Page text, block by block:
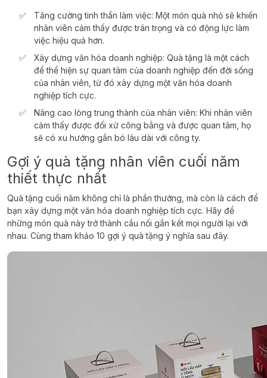
Tăng cường tinh thần làm việc: Một món quà nhỏ sẽ khiến
nhân viên cảm thấy được trân trọng và có động lực làm
việc hiệu quả hơn.
Xây dựng văn hóa doanh nghiệp: Quà tặng là một cách
để thể hiện sự quan tâm của doanh nghiệp đến đời sống
của nhân viên, từ đó xây dựng một văn hóa doanh
nghiệp tích cực.
Nâng cao lòng trung thành của nhân viên: Khi nhân viên
cảm thấy được đối xử công bằng và được quan tâm, họ
sẽ có xu hướng gắn bó lâu dài với công ty.
Gợi ý quà tặng nhân viên cuối năm
thiết thực nhất
Quà tặng cuối năm không chỉ là phần thưởng, mà còn là cách để
bạn xây dựng một văn hóa doanh nghiệp tích cực. Hãy để
những món quà này trở thành cầu nối gắn kết mọi người lại với
nhau. Cùng tham khảo 10 gợi ý quà tặng ý nghĩa sau đây.